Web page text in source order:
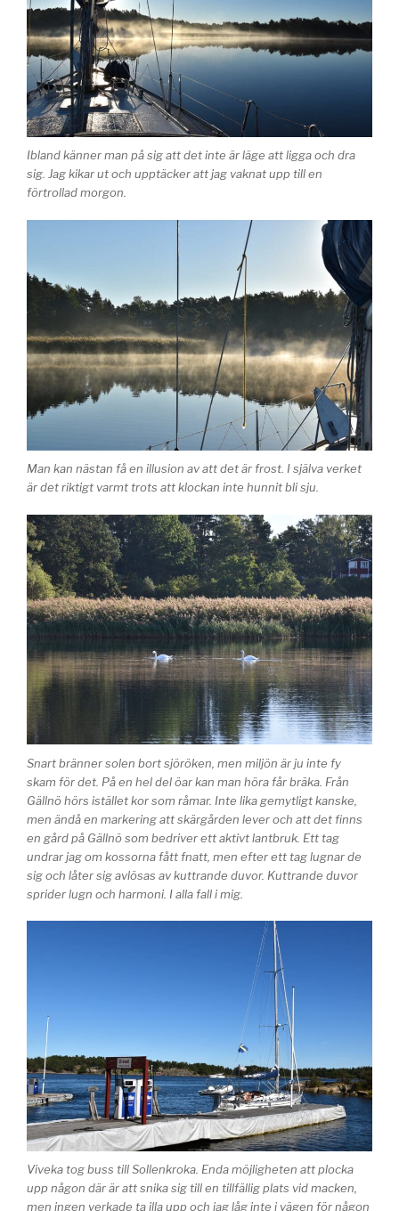
Ibland känner man på sig att det inte är läge att ligga och dra
sig. Jag kikar ut och upptäcker att jag vaknat upp till en
förtrollad morgon.
Man kan nästan få en illusion av att det är frost. I själva verket
är det riktigt varmt trots att klockan inte hunnit bli sju.
Snart bränner solen bort sjöröken, men miljön är ju inte fy
skam för det. På en hel del öar kan man höra får bräka. Från
Gällnö hörs istället kor som råmar. Inte lika gemytligt kanske,
men ändå en markering att skärgården lever och att det finns
en gård på Gällnö som bedriver ett aktivt lantbruk. Ett tag
undrar jag om kossorna fått fnatt, men efter ett tag lugnar de
sig och låter sig avlösas av kuttrande duvor. Kuttrande duvor
sprider lugn och harmoni. I alla fall i mig.
Viveka tog buss till Sollenkroka. Enda möjligheten att plocka
upp någon där är att snika sig till en tillfällig plats vid macken,
men ingen verkade ta illa upp och jag låg inte i vägen för någon